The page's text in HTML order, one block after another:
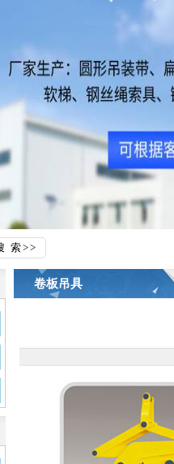
卷板吊具